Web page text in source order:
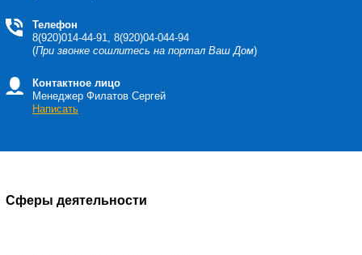
Телефон
8(920)014-44-91, 8(920)04-044-94
(При звонке сошлитесь на портал Ваш Дом)
Контактное лицо
Менеджер Филатов Сергей
Написать
Сферы деятельности